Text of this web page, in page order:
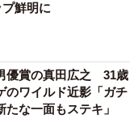
鮮明に
優賞の真田広之 31歳
のワイルド近影「ガチ
な一面もステキ」